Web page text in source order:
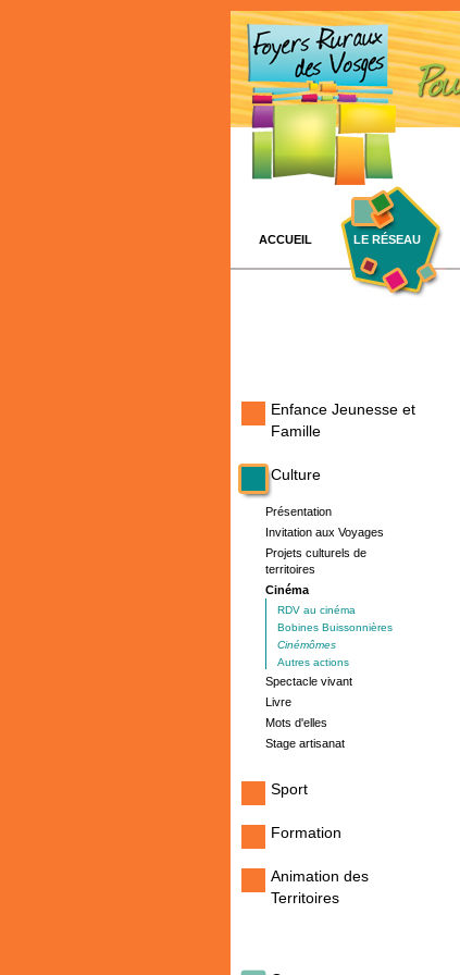
ACCUEIL LE RÉSEAU
Enfance Jeunesse et
Famille
Culture
Présentation
Invitation aux Voyages
Projets culturels de
territoires
Cinéma
RDV au cinéma
Bobines Buissonnières
Cinémômes
Autres actions
Spectacle vivant
Livre
Mots d'elles
Stage artisanat
Sport
Formation
Animation des
Territoires